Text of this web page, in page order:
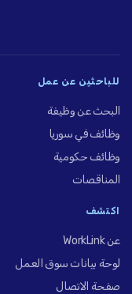
للباحثين عن عمل
البحث عن وظيفة
وظائف في سوريا
وظائف حكومية
المناقصات
اكتشف
عن WorkLink
لوحة بيانات سوق العمل
صفحة الاتصال